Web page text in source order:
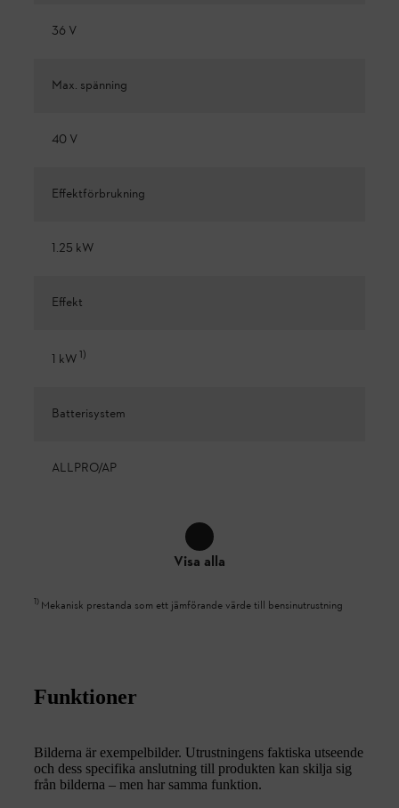
36 V
Max. spänning
40 V
Effektförbrukning
1.25 kW
Effekt
1 kW1)
Batterisystem
ALLPRO/AP
Visa alla
1) Mekanisk prestanda som ett jämförande värde till bensinutrustning
Funktioner
Bilderna är exempelbilder. Utrustningens faktiska utseende
och dess specifika anslutning till produkten kan skilja sig
från bilderna – men har samma funktion.